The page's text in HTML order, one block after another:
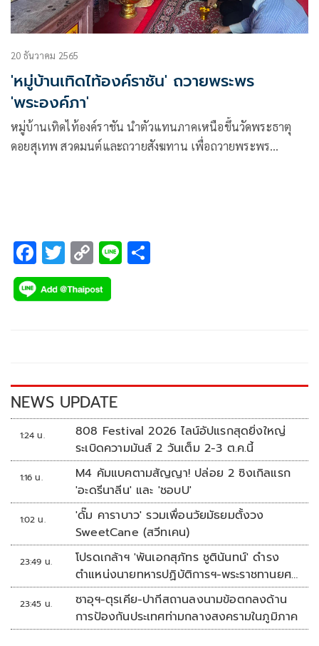
20 ธันวาคม 2565
'หมู่บ้านเทิดไท้องค์ราชัน' ถวายพระพร
'พระองค์ภา'
หมู่บ้านเทิดไท้องค์ราชัน นำตัวแทนภาคเหนือขึ้นวัดพระธาตุ
ดอยสุเทพ สวดมนต์และถวายสังฆทาน เพื่อถวายพระพร
F
ac
e
k
T
wi
tt
C
o
p
k
Li
NEWS UPDATE
1:24 น.
808 Festival 2026 ไลน์อัปแรกสุดยิ่งใหญ่
ระเบิดความมันส์ 2 วันเต็ม 2-3 ต.ค.นี้
1:16 น.
M4 คัมแบคตามสัญญา! ปล่อย 2 ซิงเกิลแรก
'อะดรีนาลีน' และ 'ชอบU'
1:02 น.
'ดั๊ม คาราบาว' รวมเพื่อนวัยมัธยมตั้งวง
SweetCane (สวีทเคน)
23:49 น.
โปรดเกล้าฯ 'พันเอกสุภัทร ชูตินันทน์' ดำรง
ตำแหน่งนายทหารปฏิบัติการฯ-พระราชทานยศ
'พลตรี'
23:45 น.
ซาอุฯ-ตุรเคีย-ปากีสถานลงนามข้อตกลงด้าน
การป้องกันประเทศท่ามกลางสงครามในภูมิภาค